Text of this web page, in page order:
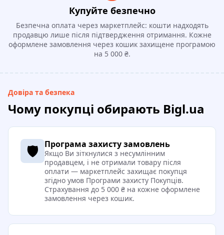
Купуйте безпечно
Безпечна оплата через маркетплейс: кошти надходять
продавцю лише після підтвердження отримання. Кожне
оформлене замовлення через кошик захищене програмою
на 5 000 ₴.
Довіра та безпека
Чому покупці обирають Bigl.ua
🛡️ Програма захисту замовлень
Якщо Ви зіткнулися з несумлінним
продавцем, і не отримали товару після
оплати — маркетплейс захищає покупця
згідно умов Програми захисту Покупців.
Страхування до 5 000 ₴ на кожне оформлене
замовлення через кошик.